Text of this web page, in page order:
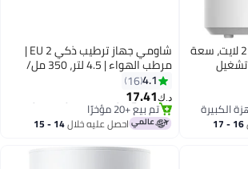
شاومي مرطب الهواء 2 لايت، سعة
تشغيل
هادئ، سعة كبيرة 4 لتر، تحكم ذكي
16 - 17
شاومي جهاز ترطيب ذكي 2 EU |
مرطب الهواء | 4.5 لتر، 350 مل/
ساعة | 38 ديسيبل | يقضي على
99.9% من البكتيريا
4.1
16
د.ك‏17.41
#8 في مرطبات الأجهزة الكبيرة
تم بيع +20 مؤخرًا
#8 في مرطبات الأجهزة الكبيرة احصل عليه خلال 14 - 15